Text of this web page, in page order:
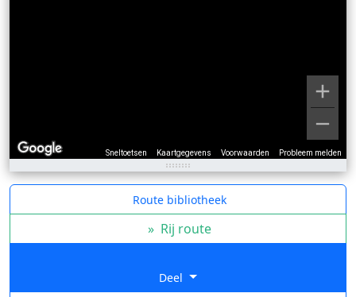
Sneltoetsen Kaartgegevens Voorwaarden Probleem melden
Route bibliotheek
» Rij route
Deel